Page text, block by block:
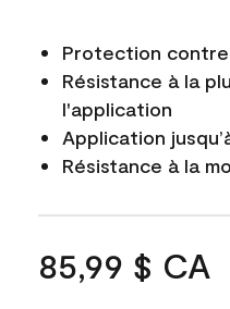
Protection contre
Résistance à la
l'application
Application
Résistance à la
85,99 $ CA